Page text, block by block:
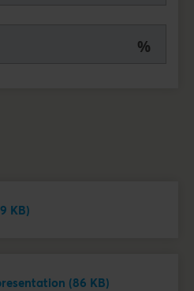
%
KB)
(86 KB)